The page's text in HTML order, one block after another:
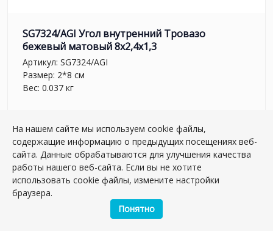
SG7324/AGI Угол внутренний Тровазо
бежевый матовый 8x2,4x1,3
Артикул: SG7324/AGI
Размер: 2*8 см
Вес: 0.037 кг
259.86 руб.
– + шт.
На нашем сайте мы используем cookie файлы,
содержащие информацию о предыдущих посещениях веб-
сайта. Данные обрабатываются для улучшения качества
работы нашего веб-сайта. Если вы не хотите
использовать cookie файлы, измените настройки
браузера.
Понятно